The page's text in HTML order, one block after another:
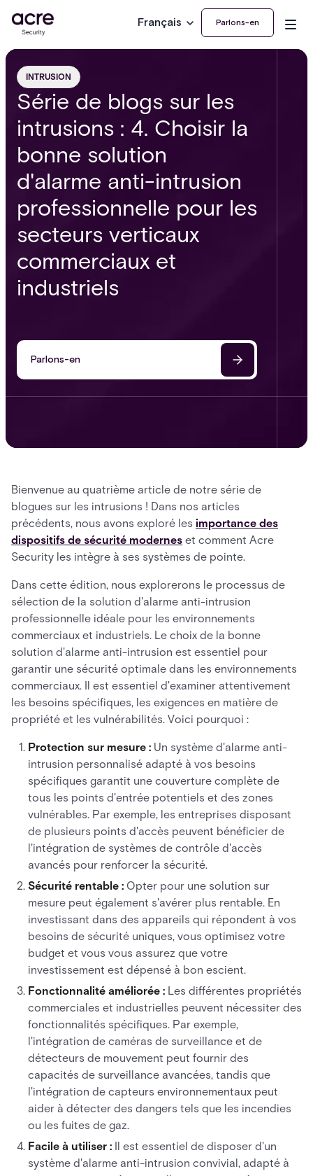
Français Parlons-en
INTRUSION
Série de blogs sur les
intrusions : 4. Choisir la
bonne solution
d'alarme anti-intrusion
professionnelle pour les
secteurs verticaux
commerciaux et
industriels
Parlons-en
Bienvenue au quatrième article de notre série de
blogues sur les intrusions ! Dans nos articles
précédents, nous avons exploré les importance des
dispositifs de sécurité modernes et comment Acre
Security les intègre à ses systèmes de pointe.
Dans cette édition, nous explorerons le processus de
sélection de la solution d'alarme anti-intrusion
professionnelle idéale pour les environnements
commerciaux et industriels. Le choix de la bonne
solution d'alarme anti-intrusion est essentiel pour
garantir une sécurité optimale dans les environnements
commerciaux. Il est essentiel d'examiner attentivement
les besoins spécifiques, les exigences en matière de
propriété et les vulnérabilités. Voici pourquoi :
Protection sur mesure : Un système d'alarme anti-
intrusion personnalisé adapté à vos besoins
spécifiques garantit une couverture complète de
tous les points d'entrée potentiels et des zones
vulnérables. Par exemple, les entreprises disposant
de plusieurs points d'accès peuvent bénéficier de
l'intégration de systèmes de contrôle d'accès
avancés pour renforcer la sécurité.
Sécurité rentable : Opter pour une solution sur
mesure peut également s'avérer plus rentable. En
investissant dans des appareils qui répondent à vos
besoins de sécurité uniques, vous optimisez votre
budget et vous vous assurez que votre
investissement est dépensé à bon escient.
Fonctionnalité améliorée : Les différentes propriétés
commerciales et industrielles peuvent nécessiter des
fonctionnalités spécifiques. Par exemple,
l'intégration de caméras de surveillance et de
détecteurs de mouvement peut fournir des
capacités de surveillance avancées, tandis que
l'intégration de capteurs environnementaux peut
aider à détecter des dangers tels que les incendies
ou les fuites de gaz.
Facile à utiliser : Il est essentiel de disposer d'un
système d'alarme anti-intrusion convivial, adapté à